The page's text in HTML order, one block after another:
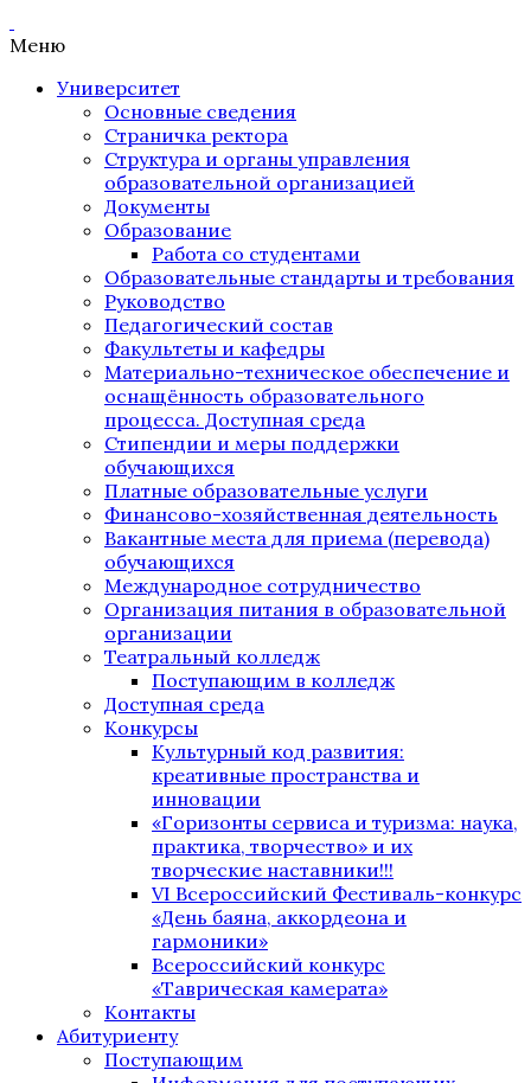
Меню
Университет
Основные сведения
Страничка ректора
Структура и органы управления
образовательной организацией
Документы
Образование
Работа со студентами
Образовательные стандарты и требования
Руководство
Педагогический состав
Факультеты и кафедры
Материально-техническое обеспечение и
оснащённость образовательного
процесса. Доступная среда
Стипендии и меры поддержки
обучающихся
Платные образовательные услуги
Финансово-хозяйственная деятельность
Вакантные места для приема (перевода)
обучающихся
Международное сотрудничество
Организация питания в образовательной
организации
Театральный колледж
Поступающим в колледж
Доступная среда
Конкурсы
Культурный код развития:
креативные пространства и
инновации
«Горизонты сервиса и туризма: наука,
практика, творчество» и их
творческие наставники!!!
VI Всероссийский Фестиваль-конкурс
«День баяна, аккордеона и
гармоники»
Всероссийский конкурс
«Таврическая камерата»
Контакты
Абитуриенту
Поступающим